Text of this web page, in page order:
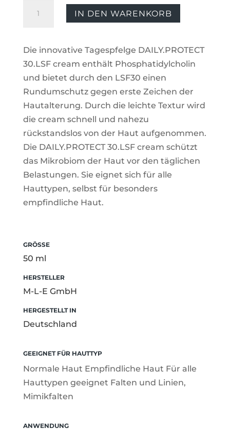
DAILY.PROTECT30.LSF
IN DEN WARENKORB
Die innovative Tagespfelge DAILY.PROTECT
30.LSF cream enthält Phosphatidylcholin
und bietet durch den LSF30 einen
Rundumschutz gegen erste Zeichen der
Hautalterung. Durch die leichte Textur wird
die cream schnell und nahezu
rückstandslos von der Haut aufgenommen.
Die DAILY.PROTECT 30.LSF cream schützt
das Mikrobiom der Haut vor den täglichen
Belastungen. Sie eignet sich für alle
Hauttypen, selbst für besonders
empfindliche Haut.
GRÖSSE
50 ml
HERSTELLER
M-L-E GmbH
HERGESTELLT IN
Deutschland
GEEIGNET FÜR HAUTTYP
Normale Haut Empfindliche Haut Für alle
Hauttypen geeignet Falten und Linien,
Mimikfalten
ANWENDUNG